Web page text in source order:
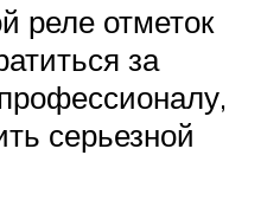
реле отметок
за
серьезной